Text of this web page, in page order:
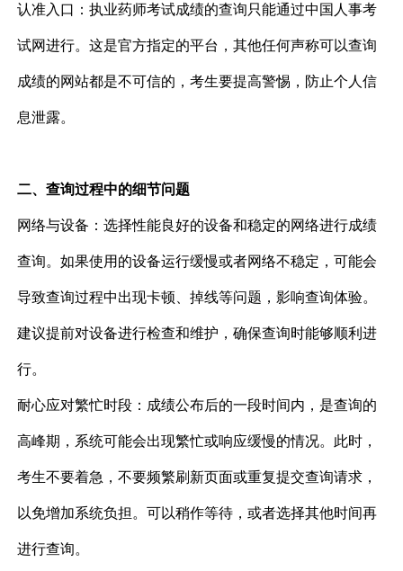
认准入口：执业药师考试成绩的查询只能通过中国人事考
试网进行。这是官方指定的平台，其他任何声称可以查询
成绩的网站都是不可信的，考生要提高警惕，防止个人信
息泄露。
二、查询过程中的细节问题
网络与设备：选择性能良好的设备和稳定的网络进行成绩
查询。如果使用的设备运行缓慢或者网络不稳定，可能会
导致查询过程中出现卡顿、掉线等问题，影响查询体验。
建议提前对设备进行检查和维护，确保查询时能够顺利进
行。
耐心应对繁忙时段：成绩公布后的一段时间内，是查询的
高峰期，系统可能会出现繁忙或响应缓慢的情况。此时，
考生不要着急，不要频繁刷新页面或重复提交查询请求，
以免增加系统负担。可以稍作等待，或者选择其他时间再
进行查询。